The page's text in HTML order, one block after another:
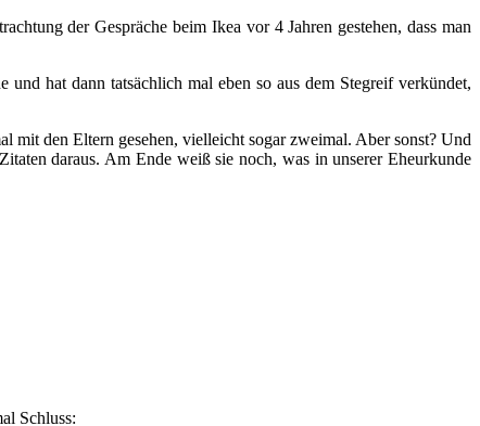
der Gespräche beim Ikea vor 4 Jahren gestehen, dass man
hat dann tatsächlich mal eben so aus dem Stegreif verkündet,
mit den Eltern gesehen, vielleicht sogar zweimal. Aber sonst? Und
daraus. Am Ende weiß sie noch, was in unserer Eheurkunde
Schluss: